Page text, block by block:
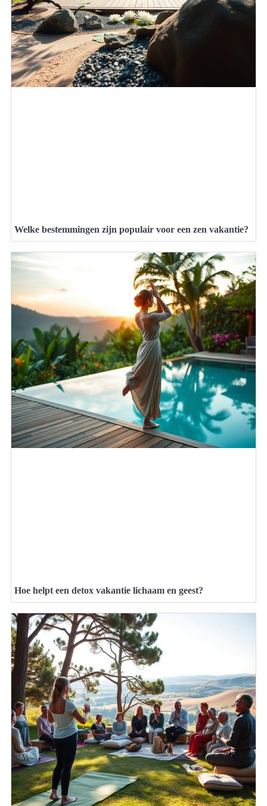
Welke bestemmingen zijn populair voor een zen vakantie?
Hoe helpt een detox vakantie lichaam en geest?